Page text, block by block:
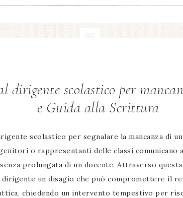
dirigente scolastico per
e Guida alla Scrittura
scolastico per segnalare la mancanza di
o rappresentanti delle classi comunicano
prolungata di un docente. Attraverso
un disagio che può compromettere il
chiedendo un intervento tempestivo per